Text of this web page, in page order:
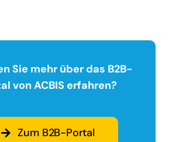
Sie mehr über das B2B-
von ACBIS erfahren?
Zum B2B-Portal